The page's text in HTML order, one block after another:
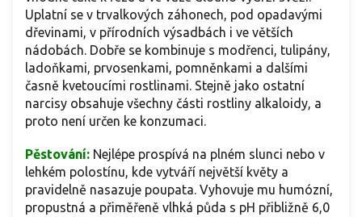
Uplatní se v trvalkových záhonech, pod opadavými
dřevinami, v přírodních výsadbách i ve větších
nádobách. Dobře se kombinuje s modřenci, tulipány,
ladoňkami, prvosenkami, pomněnkami a dalšími
časně kvetoucími rostlinami. Stejně jako ostatní
narcisy obsahuje všechny části rostliny alkaloidy, a
proto není určen ke konzumaci.
Pěstování: Nejlépe prospívá na plném slunci nebo v
lehkém polostínu, kde vytváří největší květy a
pravidelně nasazuje poupata. Vyhovuje mu humózní,
propustná a přiměřeně vlhká půda s pH přibližně 6,0